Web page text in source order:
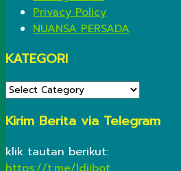
Privacy Policy
NUANSA PERSADA
KATEGORI
KATEGORI
Kirim Berita via Telegram
klik tautan berikut: